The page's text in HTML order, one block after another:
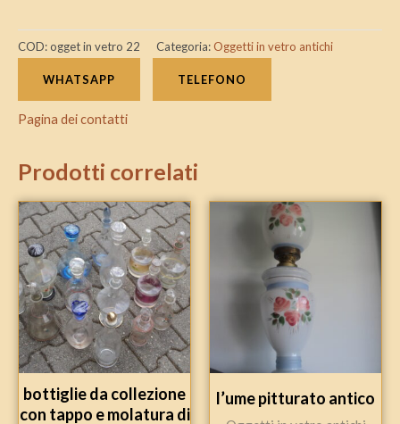
COD:ogget in vetro 22 Categoria: Oggetti in vetro antichi
WHATSAPP TELEFONO
Pagina dei contatti
Prodotti correlati
bottiglie da collezione
con tappo e molatura di
l’ume pitturato antico